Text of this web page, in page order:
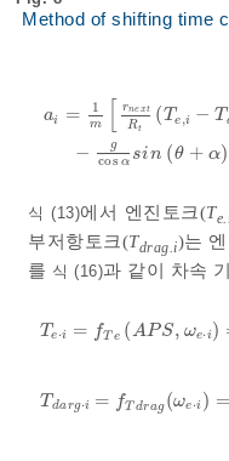
Method of shifting time
ai = 1
m
rnext
Rt
(T e ,i − T
− g
cos α sin (θ + α)
mr ne xt t e,
식 (13)에서 엔진토크(T
부저항토크(Tdrag.i)는
를 식 (16)과 같이 차속
Te ⋅i = fTe ( A PS, ωe⋅ i)
T e⋅i=fTeAPS
Tdarg⋅i = fTdrag (ωe ⋅i ) =
Td arg⋅i=fTdra gω